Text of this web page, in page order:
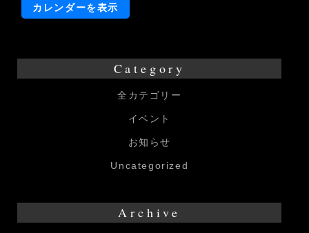
カレンダーを表示
Category
全カテゴリー
イベント
お知らせ
Uncategorized
Archive